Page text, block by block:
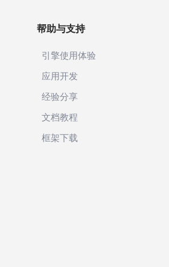
帮助与支持
引擎使用体验
应用开发
经验分享
文档教程
框架下载